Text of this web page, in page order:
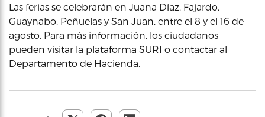
Las ferias se celebrarán en Juana Díaz, Fajardo,
Guaynabo, Peñuelas y San Juan, entre el 8 y el 16 de
agosto. Para más información, los ciudadanos
pueden visitar la plataforma SURI o contactar al
Departamento de Hacienda.